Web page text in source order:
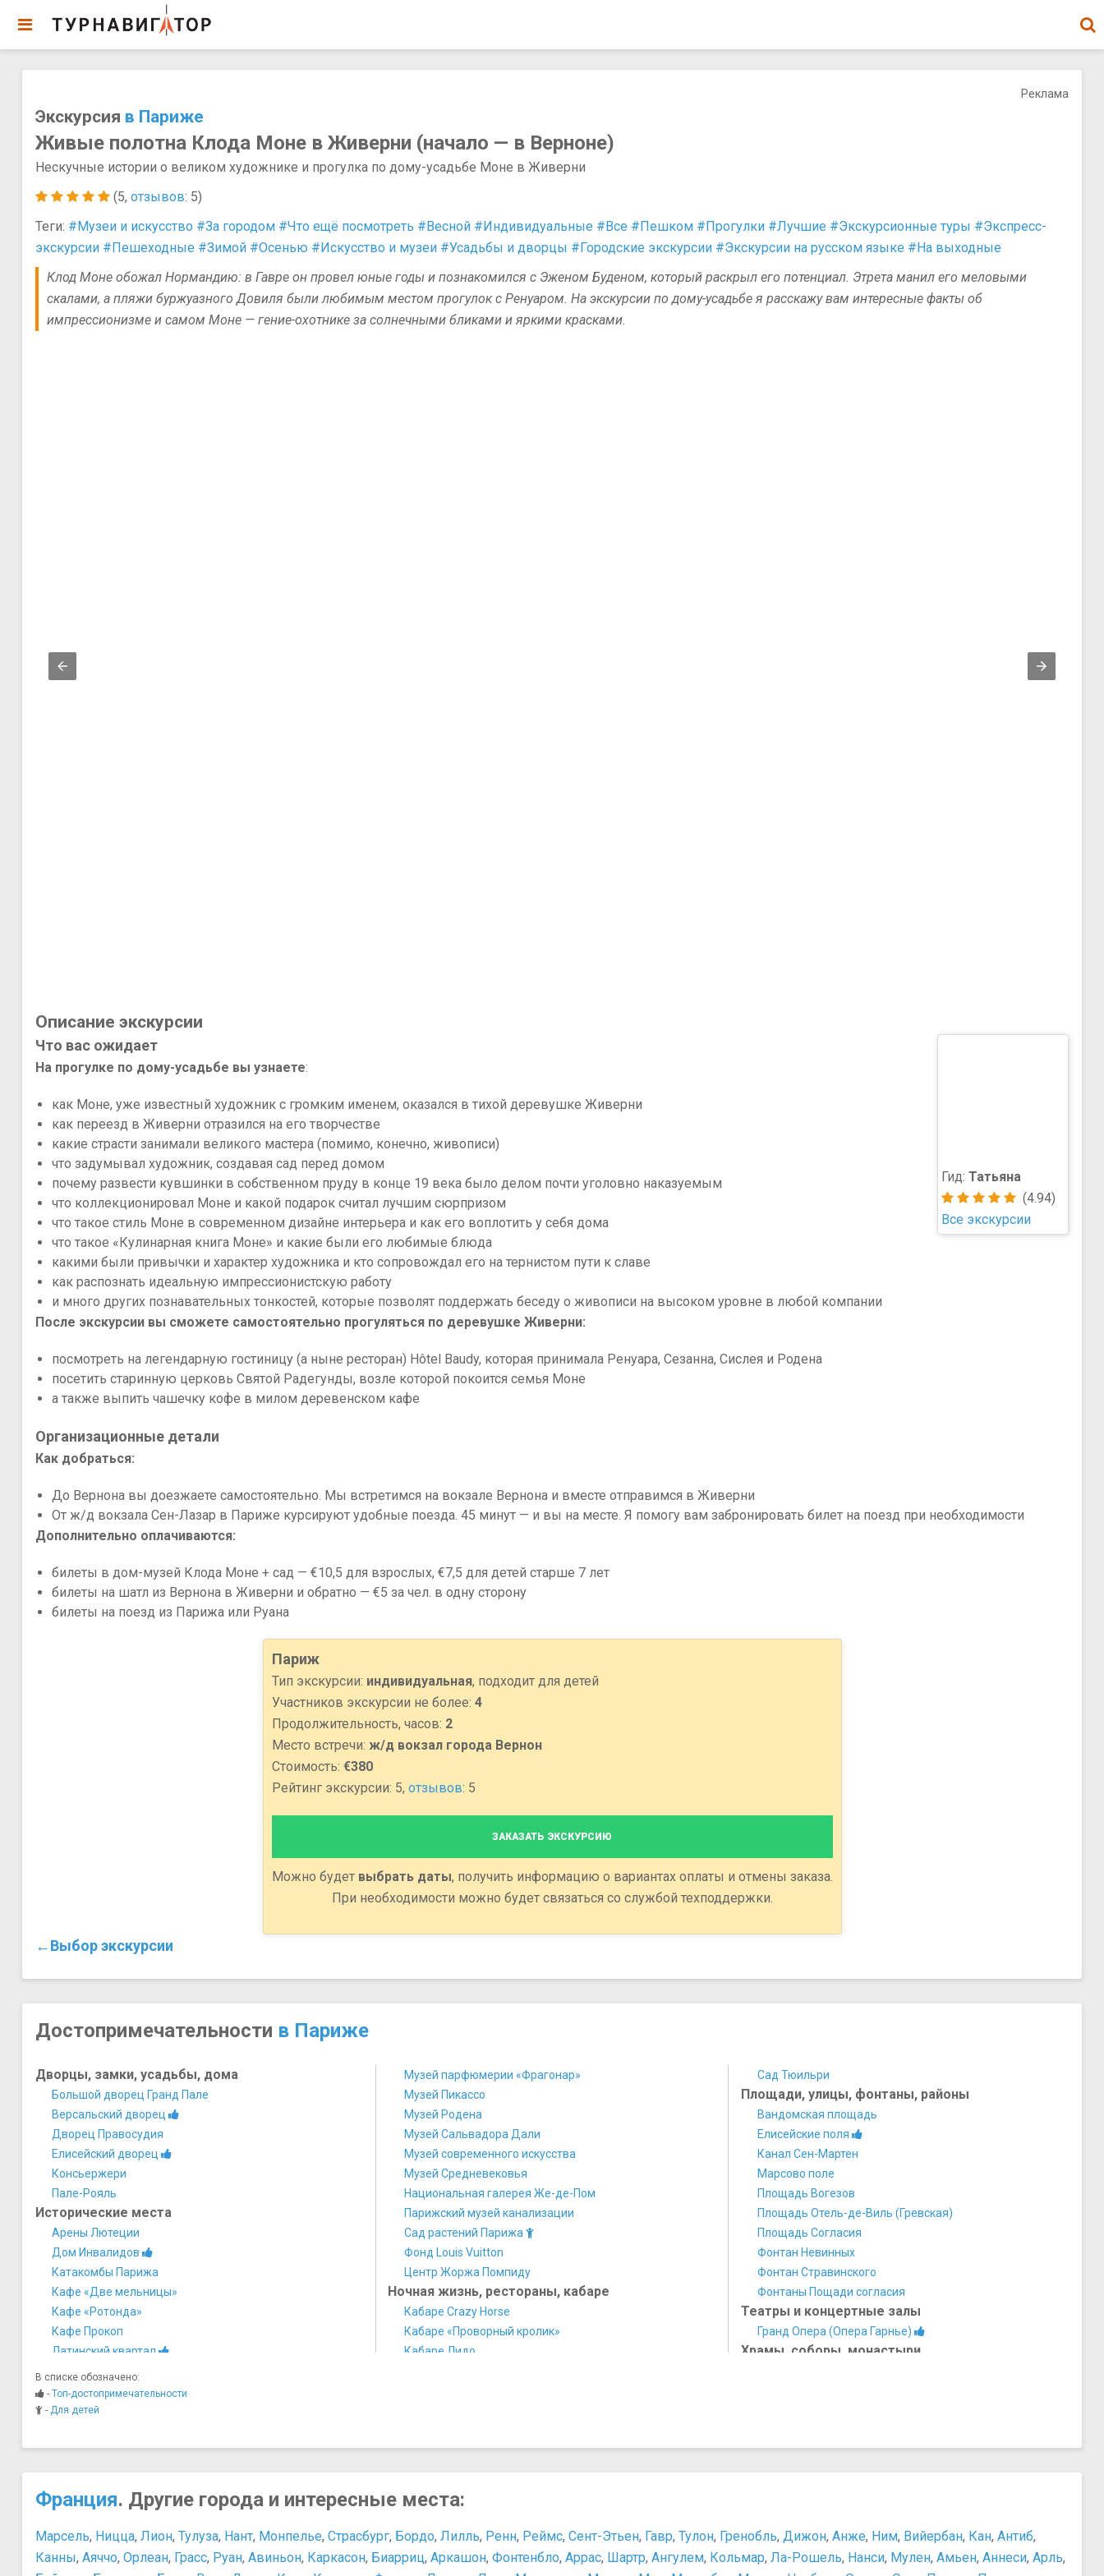
Реклама
Экскурсия в Париже
Живые полотна Клода Моне в Живерни (начало — в Верноне)
Нескучные истории о великом художнике и прогулка по дому-усадьбе Моне в Живерни
(5, отзывов: 5)
Теги: #Музеи и искусство #За городом #Что ещё посмотреть #Весной #Индивидуальные #Все #Пешком #Прогулки #Лучшие #Экскурсионные туры #Экспресс-
экскурсии #Пешеходные #Зимой #Осенью #Искусство и музеи #Усадьбы и дворцы #Городские экскурсии #Экскурсии на русском языке #На выходные
Клод Моне обожал Нормандию: в Гавре он провел юные годы и познакомился с Эженом Буденом, который раскрыл его потенциал. Этрета манил его меловыми
скалами, а пляжи буржуазного Довиля были любимым местом прогулок с Ренуаром. На экскурсии по дому-усадьбе я расскажу вам интересные факты об
импрессионизме и самом Моне — гение-охотнике за солнечными бликами и яркими красками.
Описание экскурсии
Гид: Татьяна
(4.94)
Все экскурсии
Что вас ожидает
На прогулке по дому-усадьбе вы узнаете:
как Моне, уже известный художник с громким именем, оказался в тихой деревушке Живерни
как переезд в Живерни отразился на его творчестве
какие страсти занимали великого мастера (помимо, конечно, живописи)
что задумывал художник, создавая сад перед домом
почему развести кувшинки в собственном пруду в конце 19 века было делом почти уголовно наказуемым
что коллекционировал Моне и какой подарок считал лучшим сюрпризом
что такое стиль Моне в современном дизайне интерьера и как его воплотить у себя дома
что такое «Кулинарная книга Моне» и какие были его любимые блюда
какими были привычки и характер художника и кто сопровождал его на тернистом пути к славе
как распознать идеальную импрессионистскую работу
и много других познавательных тонкостей, которые позволят поддержать беседу о живописи на высоком уровне в любой компании
После экскурсии вы сможете самостоятельно прогуляться по деревушке Живерни:
посмотреть на легендарную гостиницу (а ныне ресторан) Hôtel Baudy, которая принимала Ренуара, Сезанна, Сислея и Родена
посетить старинную церковь Святой Радегунды, возле которой покоится семья Моне
а также выпить чашечку кофе в милом деревенском кафе
Организационные детали
Как добраться:
До Вернона вы доезжаете самостоятельно. Мы встретимся на вокзале Вернона и вместе отправимся в Живерни
От ж/д вокзала Сен-Лазар в Париже курсируют удобные поезда. 45 минут — и вы на месте. Я помогу вам забронировать билет на поезд при необходимости
Дополнительно оплачиваются:
билеты в дом-музей Клода Моне + сад — €10,5 для взрослых, €7,5 для детей старше 7 лет
билеты на шатл из Вернона в Живерни и обратно — €5 за чел. в одну сторону
билеты на поезд из Парижа или Руана
Париж
Тип экскурсии: индивидуальная, подходит для детей
Участников экскурсии не более: 4
Продолжительность, часов: 2
Место встречи: ж/д вокзал города Вернон
Стоимость: €380
Рейтинг экскурсии: 5, отзывов: 5
ЗАКАЗАТЬ ЭКСКУРСИЮ
Можно будет выбрать даты, получить информацию о вариантах оплаты и отмены заказа.
При необходимости можно будет связаться со службой техподдержки.
←Выбор экскурсии
Достопримечательности в Париже
Дворцы, замки, усадьбы, дома
Большой дворец Гранд Пале
Версальский дворец
Дворец Правосудия
Елисейский дворец
Консьержери
Пале-Рояль
Исторические места
Арены Лютеции
Дом Инвалидов
Катакомбы Парижа
Кафе «Две мельницы»
Кафе «Ротонда»
Кафе Прокоп
Латинский квартал
Монмартр
Остров Сите
Площадь Бастилии
Мост Архиепархии
Музеи
Город науки и техники
Дом-музей Оноре де Бальзака
Музей Мармоттан-Моне
Музей парфюмерии «Фрагонар»
Музей Пикассо
Музей Родена
Музей Сальвадора Дали
Музей современного искусства
Музей Средневековья
Национальная галерея Же-де-Пом
Парижский музей канализации
Сад растений Парижа
Фонд Louis Vuitton
Центр Жоржа Помпиду
Ночная жизнь, рестораны, кабаре
Кабаре Crazy Horse
Кабаре «Проворный кролик»
Кабаре Лидо
Мемориал жертвам депортации
Скульптура "Человек, проходящий сквозь стену"
Парки и природные достопримечательности
Булонский лес
Люксембургский сад
Сад Тюильри
Площади, улицы, фонтаны, районы
Вандомская площадь
Елисейские поля
Канал Сен-Мартен
Марсово поле
Площадь Вогезов
Площадь Отель-де-Виль (Гревская)
Площадь Согласия
Фонтан Невинных
Фонтан Стравинского
Фонтаны Пощади согласия
Театры и концертные залы
Гранд Опера (Опера Гарнье)
Храмы, соборы, монастыри
Прочее
Башня Монпарнас
Остров Сен-Луи
Сорбонна
В списке обозначено:
- Топ-достопримечательности
- Для детей
Франция. Другие города и интересные места:
Марсель, Ницца, Лион, Тулуза, Нант, Монпелье, Страсбург, Бордо, Лилль, Ренн, Реймс, Сент-Этьен, Гавр, Тулон, Гренобль, Дижон, Анже, Ним, Вийербан, Кан, Антиб,
Канны, Аяччо, Орлеан, Грасс, Руан, Авиньон, Каркасон, Биарриц, Аркашон, Фонтенбло, Аррас, Шартр, Ангулем, Кольмар, Ла-Рошель, Нанси, Мулен, Амьен, Аннеси, Арль,